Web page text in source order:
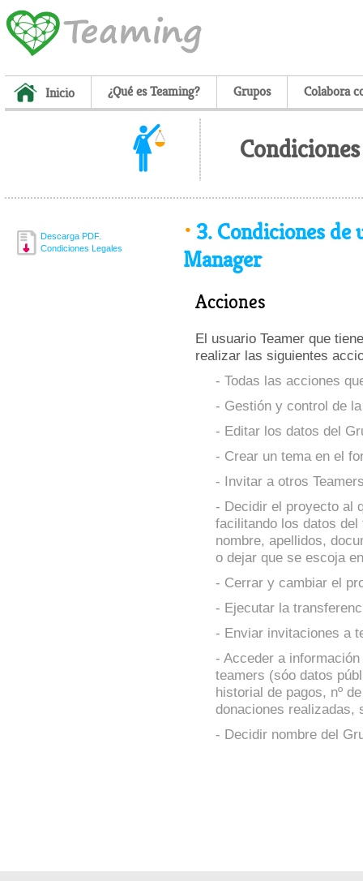
Inicio ¿Qué es Teaming? Grupos Colabora
Descarga PDF.
Condiciones Legales
3. Condiciones de
Manager
Acciones
El usuario Teamer que
realizar las siguientes
- Todas las acciones
- Gestión y control de
- Editar los datos del
- Crear un tema en el
- Invitar a otros
- Decidir el proyecto al
facilitando los datos
nombre, apellidos,
o dejar que se escoja
- Cerrar y cambiar el
- Ejecutar la
- Enviar invitaciones a
- Acceder a
teamers (sóo datos
historial de pagos, nº
donaciones realizadas,
- Decidir nombre del